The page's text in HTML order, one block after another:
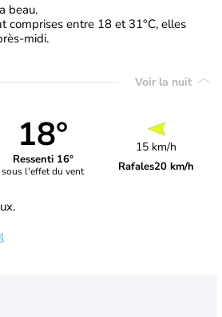
beau.
comprises entre 18 et 31°C, elles
midi.
Voir la nuit
18°
Ressenti 16°
sous l'effet du vent
15 km/h
Rafales20 km/h